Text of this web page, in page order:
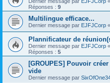
Réponses : 9
Multilingue efficace...
Dernier message par EJFJCorp «
Plannificateur de
Dernier message par EJFJCorp «
Réponses : 5
[GROUPES] Pouvoir
vide
Dernier message par